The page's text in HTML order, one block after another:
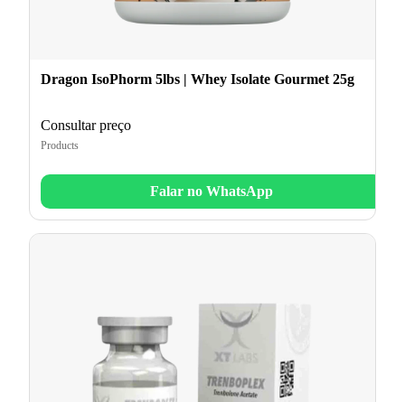
Dragon IsoPhorm 5lbs | Whey Isolate Gourmet 25g
Consultar preço
Products
Falar no WhatsApp